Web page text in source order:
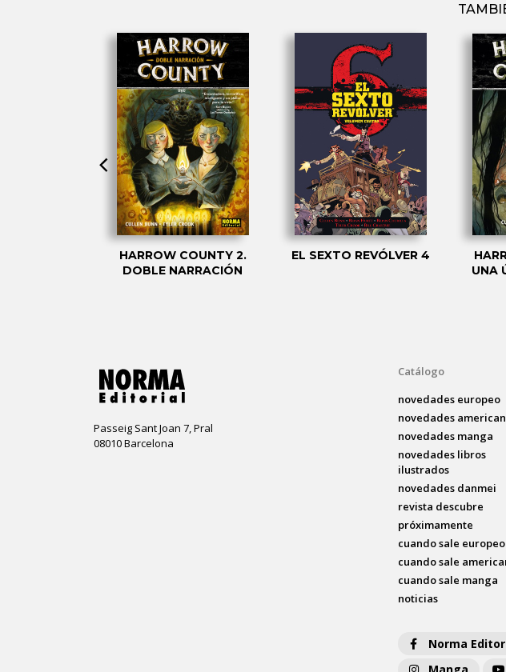
HARROW COUNTY 2.
DOBLE NARRACIÓN
EL SEXTO REVÓLVER 4
UNA
Passeig Sant Joan 7, Pral
08010 Barcelona
Catálogo
novedades europeo
novedades
novedades manga
novedades libros
ilustrados
novedades danmei
revista descubre
próximamente
cuando sale europeo
cuando sale
cuando sale manga
noticias
Norma